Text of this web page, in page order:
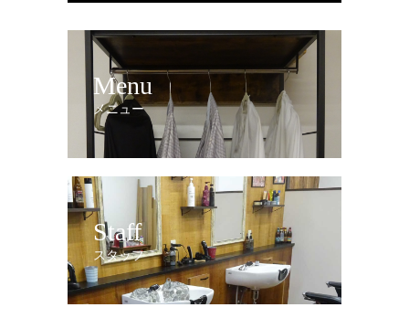
Menu
メニュー
Staff
スタッフ